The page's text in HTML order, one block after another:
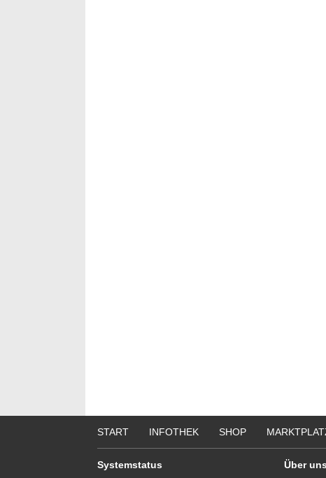
START INFOTHEK SHOP
Systemstatus Über uns